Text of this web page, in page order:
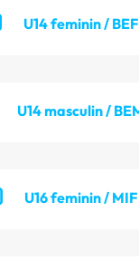
U14 feminin / BEF
U14 masculin /
U16 feminin / MIF